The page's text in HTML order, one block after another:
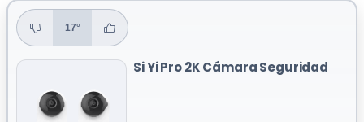
17°
Si Yi Pro 2K Cámara Seguridad